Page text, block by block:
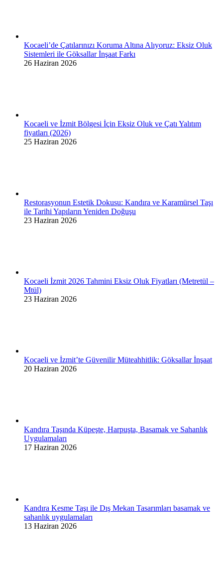
Kocaeli’de Çatılarınızı Koruma Altına Alıyoruz: Eksiz Oluk
Sistemleri ile Göksallar İnşaat Farkı
26 Haziran 2026
Kocaeli ve İzmit Bölgesi İçin Eksiz Oluk ve Çatı Yalıtım
fiyatları (2026)
25 Haziran 2026
Restorasyonun Estetik Dokusu: Kandıra ve Karamürsel Taşı
ile Tarihi Yapıların Yeniden Doğuşu
23 Haziran 2026
Kocaeli İzmit 2026 Tahmini Eksiz Oluk Fiyatları (Metretül –
Mtül)
23 Haziran 2026
Kocaeli ve İzmit’te Güvenilir Müteahhitlik: Göksallar İnşaat
20 Haziran 2026
Kandıra Taşında Küpeşte, Harpuşta, Basamak ve Sahanlık
Uygulamaları
17 Haziran 2026
Kandıra Kesme Taşı ile Dış Mekan Tasarımları basamak ve
sahanlık uygulamaları
13 Haziran 2026